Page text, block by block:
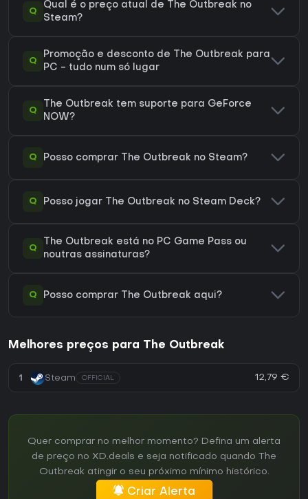
Q
Qual é o preço atual de The Outbreak no
Steam?
Q
Promoção e desconto de The Outbreak para
PC - tudo num só lugar
Q
The Outbreak tem suporte para GeForce
NOW?
Q Posso comprar The Outbreak no Steam?
Q Posso jogar The Outbreak no Steam Deck?
Q
The Outbreak está no PC Game Pass ou
noutras assinaturas?
Q Posso comprar The Outbreak aqui?
Melhores preços para The Outbreak
1 Steam OFFICIAL 12,79 €
Quer comprar no melhor momento? Defina um alerta
de preço no XD.deals e seja notificado quando The
Outbreak atingir o seu próximo mínimo histórico.
Criar Alerta